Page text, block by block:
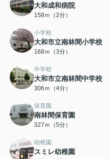
大和成和病院
158ｍ（2分）
小学校
大和市立南林間小学校
168ｍ（3分）
中学校
大和市立南林間中学校
306ｍ（4分）
保育園
南林間保育園
327ｍ（5分）
幼稚園
スミレ幼稚園